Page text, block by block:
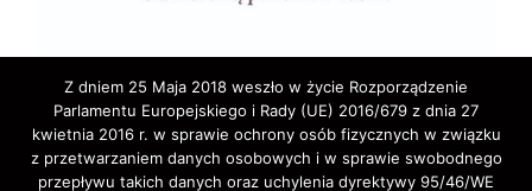
Z dniem 25 Maja 2018 weszło w życie Rozporządzenie
Parlamentu Europejskiego i Rady (UE) 2016/679 z dnia 27
kwietnia 2016 r. w sprawie ochrony osób fizycznych w związku
z przetwarzaniem danych osobowych i w sprawie swobodnego
przepływu takich danych oraz uchylenia dyrektywy 95/46/WE